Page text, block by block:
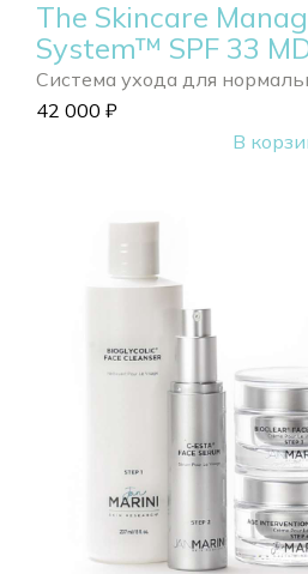
The Skincare
System™ SPF 33
Система ухода для
42 000 ₽
В